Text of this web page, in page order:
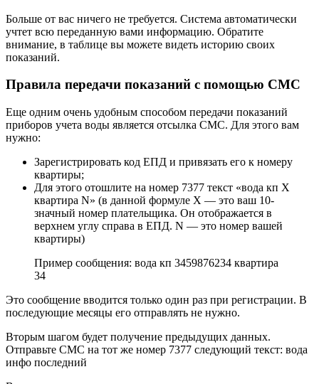
Больше от вас ничего не требуется. Система автоматически
учтет всю переданную вами информацию. Обратите
внимание, в таблице вы можете видеть историю своих
показаний.
Правила передачи показаний с помощью СМС
Еще одним очень удобным способом передачи показаний
приборов учета воды является отсылка СМС. Для этого вам
нужно:
Зарегистрировать код ЕПД и привязать его к номеру
квартиры;
Для этого отошлите на номер 7377 текст «вода кп Х
квартира N» (в данной формуле Х — это ваш 10-
значный номер плательщика. Он отображается в
верхнем углу справа в ЕПД. N — это номер вашей
квартиры)
Пример сообщения: вода кп 3459876234 квартира
34
Это сообщение вводится только один раз при регистрации. В
последующие месяцы его отправлять не нужно.
Вторым шагом будет получение предыдущих данных.
Отправьте СМС на тот же номер 7377 следующий текст: вода
инфо последний